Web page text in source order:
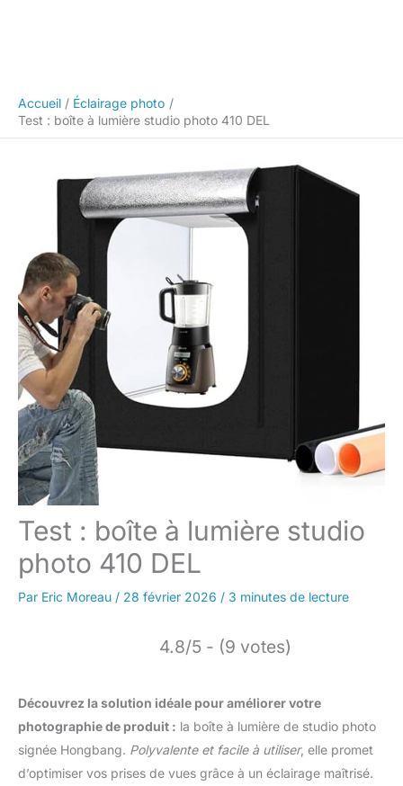
Accueil
Éclairage photo
Test : boîte à lumière studio photo 410 DEL
Test : boîte à lumière studio
photo 410 DEL
Par Eric Moreau / 28 février 2026 / 3 minutes de lecture
4.8/5 - (9 votes)
Découvrez la solution idéale pour améliorer votre
photographie de produit : la boîte à lumière de studio photo
signée Hongbang. Polyvalente et facile à utiliser, elle promet
d’optimiser vos prises de vues grâce à un éclairage maîtrisé.